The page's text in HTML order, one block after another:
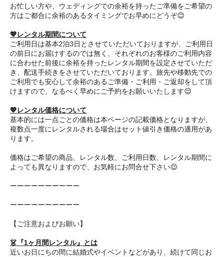
お忙しい方や、ウェディングでの余裕を持ったご準備をご希望の
方はご都合に余裕のあるタイミングでお早めにどうぞ😊
💖レンタル期間について
ご利用日は基本2泊3日とさせていただいておりますが、ご利用日
の前日にお届けするのでは無く、それぞれのお客様のご利用内容
に合わせた前後に余裕を持ったレンタル期間を設定させていただ
き、配送手続きをさせていただいております。旅先や移動先での
ご利用でも安心して余裕のあるご準備・ご利用・ご返却をして頂
けますので、なるべく早めにご予約をお願いいたします😌
💖レンタル価格について
基本的には一点ごとの価格は本ページの記載価格となりますが、
複数点一度にレンタルされる場合はセット値引き価格の適用があ
ります。
価格はご希望の商品、レンタル数、ご利用日数、レンタル期間に
よっても異なりますので、お気軽にお問合せ下さい😌
ーーーーーーーーーー
ーーーーーーーーーー
【ご注意およびお願い】
👗『1ヶ月間レンタル』とは
近いお日にちの間に結婚式やイベントなどがあり、続けて同じお